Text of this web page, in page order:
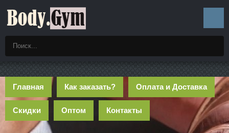
Главная Как заказать? Оплата и Доставка
Скидки Оптом Контакты